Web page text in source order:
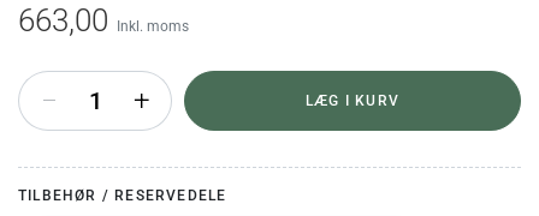
663,00 Inkl. moms
+ LÆG I KURV
TILBEHØR / RESERVEDELE